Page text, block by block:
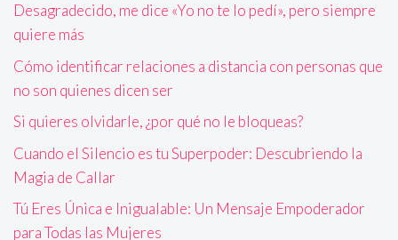
Desagradecido, me dice «Yo no te lo pedí», pero siempre
quiere más
Cómo identificar relaciones a distancia con personas que
no son quienes dicen ser
Si quieres olvidarle, ¿por qué no le bloqueas?
Cuando el Silencio es tu Superpoder: Descubriendo la
Magia de Callar
Tú Eres Única e Inigualable: Un Mensaje Empoderador
para Todas las Mujeres